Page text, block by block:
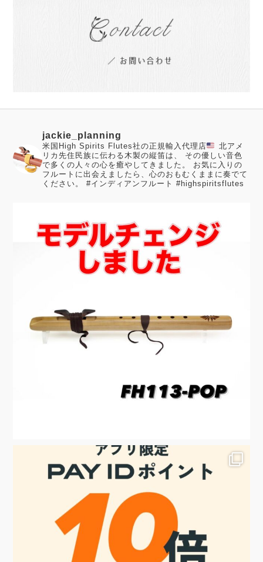
jackie_planning
米国High Spirits Flutes社の正規輸入代理店
北アメ
リカ先住民族に伝わる木製の縦笛は、 その優しい音色
で多くの人々の心を癒やしてきました。
お気に入りの
フルートに出会えましたら、心のおもむくままに奏でて
ください。
#インディアンフルート #highspiritsflutes